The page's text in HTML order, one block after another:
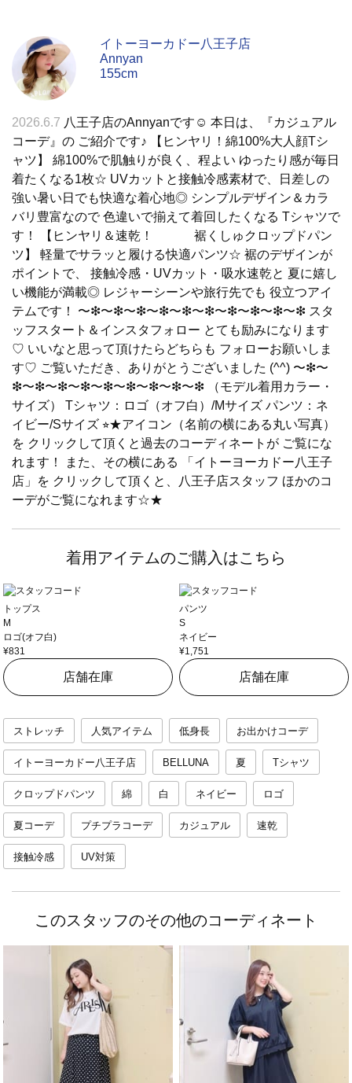
イトーヨーカドー八王子店
Annyan
155cm
2026.6.7 八王子店のAnnyanです☺︎ 本日は、『カジュアル
コーデ』の ご紹介です♪ 【ヒンヤリ！綿100%大人顔Tシ
ャツ】 綿100%で肌触りが良く、程よい ゆったり感が毎日
着たくなる1枚☆ UVカットと接触冷感素材で、日差しの
強い暑い日でも快適な着心地◎ シンプルデザイン＆カラ
バリ豊富なので 色違いで揃えて着回したくなる Tシャツで
す！ 【ヒンヤリ＆速乾！ 裾くしゅクロップドパン
ツ】 軽量でサラッと履ける快適パンツ☆ 裾のデザインが
ポイントで、 接触冷感・UVカット・吸水速乾と 夏に嬉し
い機能が満載◎ レジャーシーンや旅行先でも 役立つアイ
テムです！ 〜❇︎〜❇︎〜❇︎〜❇︎〜❇︎〜❇︎〜❇︎〜❇︎〜❇︎〜❇︎ スタ
ッフスタート＆インスタフォロー とても励みになります
♡ いいなと思って頂けたらどちらも フォローお願いしま
す♡ ご覧いただき、ありがとうございました (^^) 〜❇︎〜
❇︎〜❇︎〜❇︎〜❇︎〜❇︎〜❇︎〜❇︎〜❇︎〜❇︎ （モデル着用カラー・
サイズ） Tシャツ：ロゴ（オフ白）/Mサイズ パンツ：ネ
イビー/Sサイズ ⭐︎★アイコン（名前の横にある丸い写真）
を クリックして頂くと過去のコーディネートが ご覧にな
れます！ また、その横にある 「イトーヨーカドー八王子
店」を クリックして頂くと、八王子店スタッフ ほかのコ
ーデがご覧になれます☆★
着用アイテムのご購入はこちら
トップス
M
ロゴ(オフ白)
¥831
店舗在庫
パンツ
S
ネイビー
¥1,751
店舗在庫
ストレッチ 人気アイテム 低身長 お出かけコーデ
イトーヨーカドー八王子店 BELLUNA 夏 Tシャツ
クロップドパンツ 綿 白 ネイビー ロゴ
夏コーデ プチプラコーデ カジュアル 速乾
接触冷感 UV対策
このスタッフのその他のコーディネート